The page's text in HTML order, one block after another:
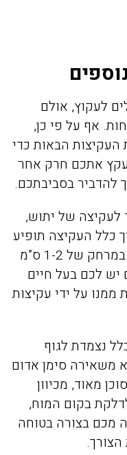
לעקוץ, אולם
אף על פי כן,
הבאות כדי
אתכם חרק אחר
להדביר בסביבתכם.
לעקיצה של יתוש,
כלל העקיצה תופיע
על הרגליים, ויהיו מספר עקיצות במרחק של 1-2 ס”מ
לכם בעל חיים
ממנו על ידי עקיצות
נצמדת לגוף
משאירה סימן אדום
מאוד, מכיוון
בקום המוח,
מכם בצורה בטוחה